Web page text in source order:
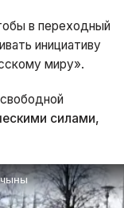
в переходный
инициативу
миру».
силами,